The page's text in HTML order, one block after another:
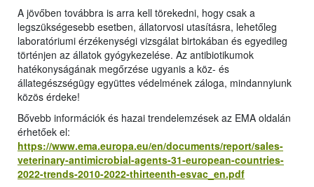
A jövőben továbbra is arra kell törekedni, hogy csak a
legszükségesebb esetben, állatorvosi utasításra, lehetőleg
laboratóriumi érzékenységi vizsgálat birtokában és egyedileg
történjen az állatok gyógykezelése. Az antibiotikumok
hatékonyságának megőrzése ugyanis a köz- és
állategészségügy együttes védelmének záloga, mindannyiunk
közös érdeke!
Bővebb információk és hazai trendelemzések az EMA oldalán
érhetőek el:
https://www.ema.europa.eu/en/documents/report/sales-
veterinary-antimicrobial-agents-31-european-countries-
2022-trends-2010-2022-thirteenth-esvac_en.pdf